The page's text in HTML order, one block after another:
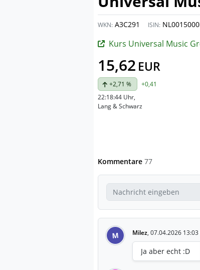
WKN: A3C291 ISIN:
Kurs Universal Music
15,62 EUR
+2,71 %
+0,41
22:18:44 Uhr,
Lang & Schwarz
Kommentare 77
M Milez, 07.04.2026
Ja aber echt :D